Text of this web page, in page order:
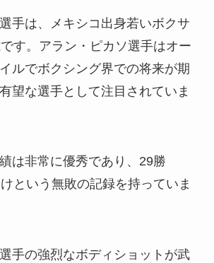
手は、メキシコ出身若いボクサ
す。アラン・ピカソ選手はオー
ルでボクシング界での将来が期
望な選手として注目されていま
は非常に優秀であり、29勝
けという無敗の記録を持っていま
手の強烈なボディショットが武